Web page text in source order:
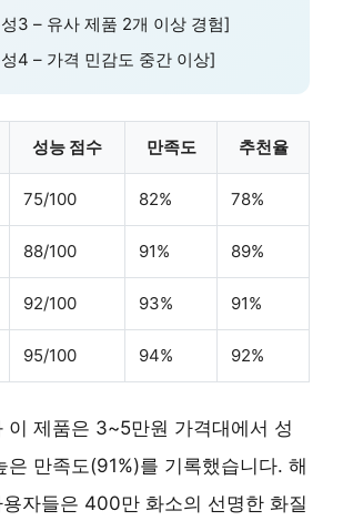
3 – 유사 제품 2개 이상 경험]
4 – 가격 민감도 중간 이상]
성능 점수 만족도 추천율
75/100 82% 78%
88/100 91% 89%
92/100 93% 91%
95/100 94% 92%
이 제품은 3~5만원 가격대에서 성
은 만족도(91%)를 기록했습니다. 해
자들은 400만 화소의 선명한 화질